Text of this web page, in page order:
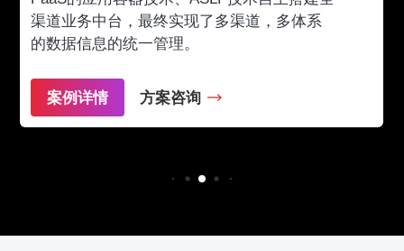
渠道业务中台，最终实现了多渠道，多体系
的数据信息的统一管理。
案例详情 方案咨询